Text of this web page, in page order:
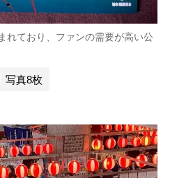
れており、ファンの需要が高い公
写真8枚